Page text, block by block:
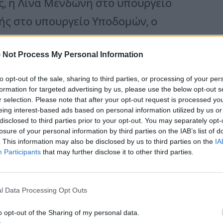
Not Process My Personal Information
opt-out of the sale, sharing to third parties, or processing of your
for targeted advertising by us, please use the below opt-out
selection. Please note that after your opt-out request is processed
interest-based ads based on personal information utilized by us
to third parties prior to your opt-out. You may separately
of your personal information by third parties on the IAB’s list of
This information may also be disclosed by us to third parties on the
Participants that may further disclose it to other third parties.
Data Processing Opt Outs
opt-out of the Sharing of my personal data.
η Λίνα Μενδώνη στο υπουργείο
στο υπουργείο Υποδομών, ο
ο Χάρης Θεοχάρης στο
τη Σοφία Ζαχαράκη και η Νίκη
αναλαμβάνει το υπουργείο
Εσωτερικών με τον Στέλιο
Σπήλιος Λιβανός αναλαμβάνει το
Ενέργειας, με